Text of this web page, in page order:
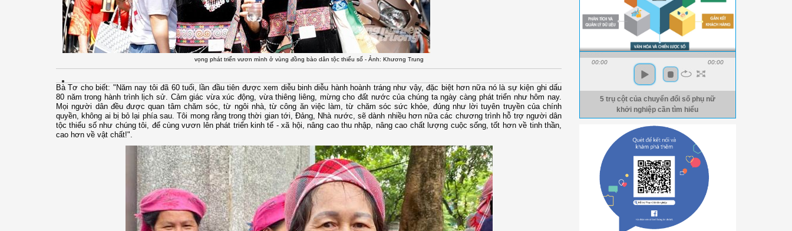
vọng phát triển vươn mình ở vùng đồng bào dân tộc thiểu số - Ảnh: Khương Trung
Bà Tơ cho biết: "Năm nay tôi đã 60 tuổi, lần đầu tiên được xem diễu binh diễu hành hoành tráng như vậy, đặc biệt hơn nữa nó là sự kiện ghi dấu
80 năm trong hành trình lịch sử. Cảm giác vừa xúc động, vừa thiêng liêng, mừng cho đất nước của chúng ta ngày càng phát triển như hôm nay.
Mọi người dân đều được quan tâm chăm sóc, từ ngôi nhà, từ công ăn việc làm, từ chăm sóc sức khỏe, đúng như lời tuyên truyền của chính
quyền, không ai bị bỏ lại phía sau. Tôi mong rằng trong thời gian tới, Đảng, Nhà nước, sẽ dành nhiều hơn nữa các chương trình hỗ trợ người dân
tộc thiểu số như chúng tôi, để cùng vươn lên phát triển kinh tế - xã hội, nâng cao thu nhập, nâng cao chất lượng cuộc sống, tốt hơn về tinh thần,
cao hơn về vật chất!".
00:00 00:00
5 trụ cột của chuyển đổi số phụ nữ
khởi nghiệp cần tìm hiểu